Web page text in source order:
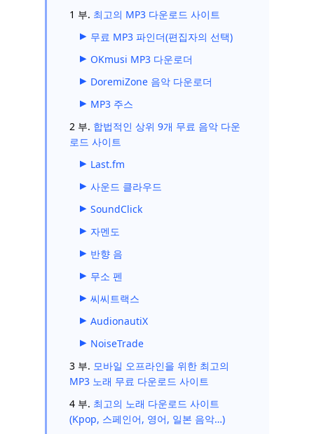
1 부. 최고의 MP3 다운로드 사이트
무료 MP3 파인더(편집자의 선택)
OKmusi MP3 다운로더
DoremiZone 음악 다운로더
MP3 주스
2 부. 합법적인 상위 9개 무료 음악 다운
로드 사이트
Last.fm
사운드 클라우드
SoundClick
자멘도
반향 음
무소 펜
씨씨트랙스
AudionautiX
NoiseTrade
3 부. 모바일 오프라인을 위한 최고의
MP3 노래 무료 다운로드 사이트
4 부. 최고의 노래 다운로드 사이트
(Kpop, 스페인어, 영어, 일본 음악…)